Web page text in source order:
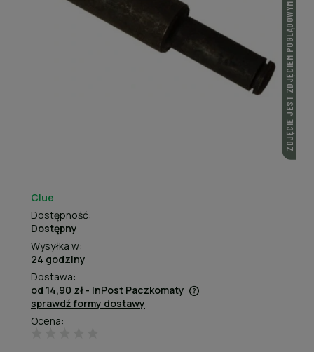
ZDJĘCIE JEST ZDJĘCIEM POGLĄDOWYM
Ocena:
Clue
Dostępność:
Dostępny
Wysyłka w:
24 godziny
Dostawa:
od 14,90 zł - InPost Paczkomaty
Cena nie zawiera ewentualnych kosztów płatności
sprawdź formy dostawy